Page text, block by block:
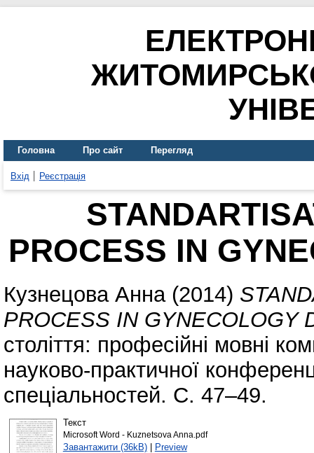
Головна Про сайт Перегляд
Вхід Реєстрація
PROCESS IN
Кузнецова Анна(2014)
PROCESS IN GYNECOLOGY
століття: професійні мовні
науково-практичної
спеціальностей. С. 47–49.
Текст
Microsoft Word - Kuznetsova Anna.pdf
Завантажити (36kB)| Preview